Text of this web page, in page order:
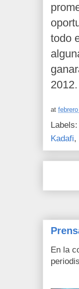
todo
2012.
at febrero
Labels:
Kadafi,
En la